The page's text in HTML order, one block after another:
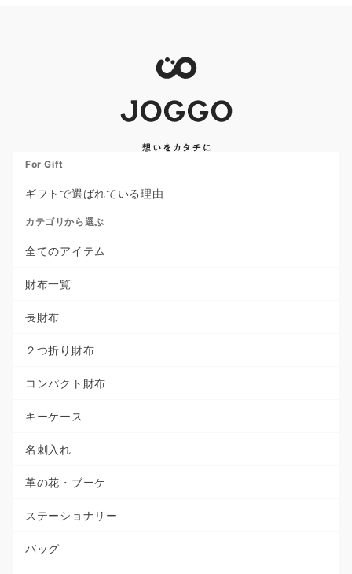
For Gift
ギフトで選ばれている理由
カテゴリから選ぶ
全てのアイテム
財布一覧
長財布
２つ折り財布
コンパクト財布
キーケース
名刺入れ
革の花・ブーケ
ステーショナリー
バッグ